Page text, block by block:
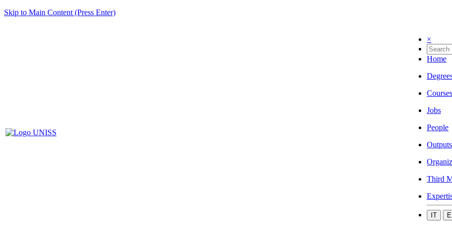
Skip to Main Content (Press Enter)
×
Home
Courses
Jobs
People
Outputs
Third
IT